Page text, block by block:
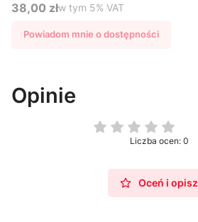
Cena brutto
38,00 złw tym %s VAT
w tym 5% VAT
Powiadom mnie o dostępności
Opinie
Liczba ocen: 0
Oceń i opisz